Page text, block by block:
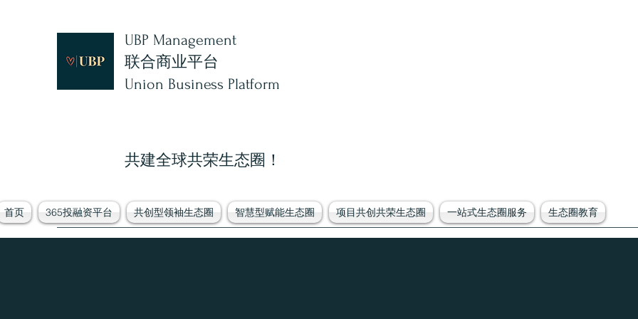
UBP Management
联合商业平台
Union Business Platform
​​共建全球共荣生态圈！
首页 365投融资平台 共创型领袖生态圈 智慧型赋能生态圈 项目共创共荣生态圈 一站式生态圈服务 生态圈教育